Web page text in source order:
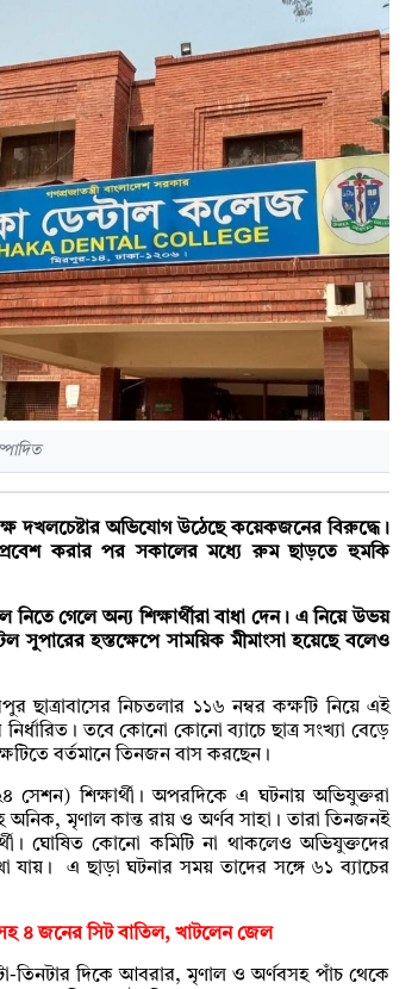
দখলচেষ্টার অভিযোগ উঠেছে কয়েকজনের বিরুদ্ধে।
করার পর সকালের মধ্যে রুম ছাড়তে হুমকি
গেলে অন্য শিক্ষার্থীরা বাধা দেন। এ নিয়ে উভয়
সুপারের হস্তক্ষেপে সাময়িক মীমাংসা হয়েছে বলেও
ছাত্রাবাসের নিচতলার ১১৬ নম্বর কক্ষটি নিয়ে এই
তবে কোনো কোনো ব্যাচে ছাত্র সংখ্যা বেড়ে
বর্তমানে তিনজন বাস করছেন।
শিক্ষার্থী। অপরদিকে এ ঘটনায় অভিযুক্তরা
মৃণাল কান্ত রায় ও অর্ণব সাহা। তারা তিনজনই
ঘোষিত কোনো কমিটি না থাকলেও অভিযুক্তদের
যায়। এ ছাড়া ঘটনার সময় তাদের সঙ্গে ৬১ ব্যাচের
৪ জনের সিট বাতিল, খাটলেন জেল
তিনটার দিকে আবরার, মৃণাল ও অর্ণবসহ পাঁচ থেকে